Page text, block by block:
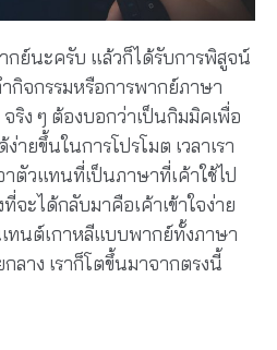
กย์นะครับ แล้วก็ได้รับการพิสูจน์
กิจกรรมหรือการพากย์ภาษา
ริง ๆ ต้องบอกว่าเป็นกิมมิคเพื่อ
ายขึ้นในการโปรโมต เวลาเรา
าตัวแทนที่เป็นภาษาที่เค้าใช้ไป
จะได้กลับมาคือเค้าเข้าใจง่าย
ทนต์เกาหลีแบบพากย์ทั้งภาษา
าง เราก็โตขึ้นมาจากตรงนี้